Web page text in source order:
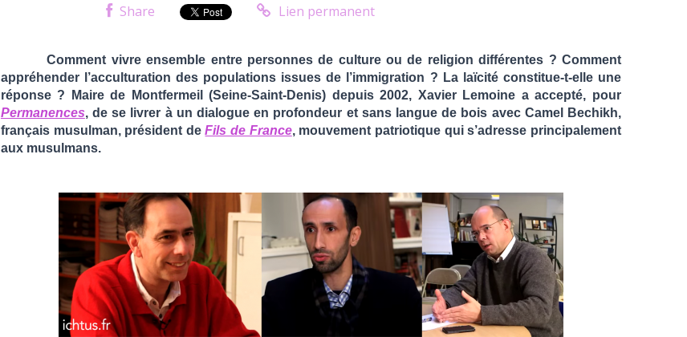
Share Lien permanent
Comment vivre ensemble entre personnes de culture ou de religion différentes ? Comment
appréhender l’acculturation des populations issues de l’immigration ? La laïcité constitue-t-elle une
réponse ? Maire de Montfermeil (Seine-Saint-Denis) depuis 2002, Xavier Lemoine a accepté, pour
Permanences,de se livrer à un dialogue en profondeur et sans langue de bois avec Camel Bechikh,
français musulman, président de Fils de France, mouvement patriotique qui s’adresse principalement
aux musulmans.